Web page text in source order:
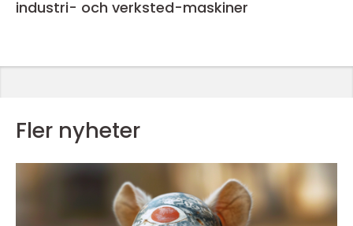
industri- och verksted-maskiner
Fler nyheter